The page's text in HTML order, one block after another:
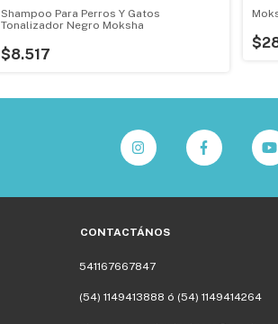
Shampoo Para Perros Y Gatos
Tonalizador Negro Moksha
$8.517
CONTACTÁNOS
541167667847
(54) 1149413888 ó (54) 1149414264